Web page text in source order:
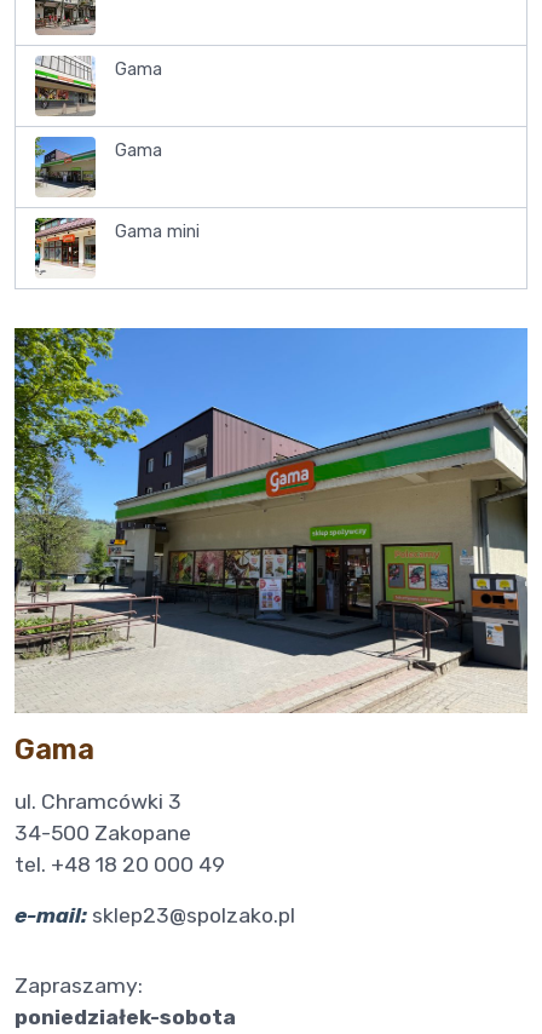
Gama
ul. Chramcówki 3
34-500 Zakopane
tel. +48 18 20 000 49
e-mail: sklep23@spolzako.pl
Zapraszamy:
poniedziałek-sobota
Gama
Gama
Gama mini